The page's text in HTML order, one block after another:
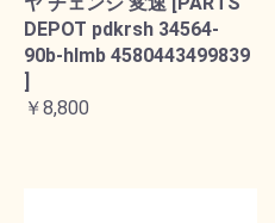
DEPOT pdkrsh 34564-
90b-hlmb 4580443499839
￥8,800